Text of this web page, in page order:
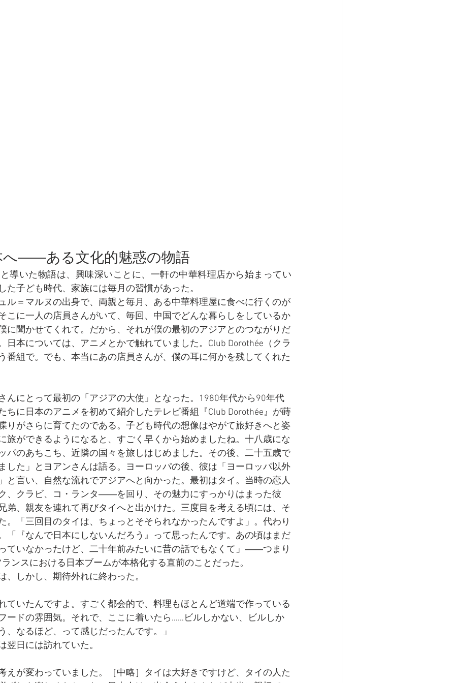
へ――ある文化的魅惑の物語
導いた物語は、興味深いことに、一軒の中華料理店から始まってい
た子ども時代、家族には毎月の習慣があった。
ル＝マルヌの出身で、両親と毎月、ある中華料理屋に食べに行くのが
こに一人の店員さんがいて、毎回、中国でどんな暮らしをしているか
に聞かせてくれて。だから、それが僕の最初のアジアとのつながりだ
日本については、アニメとかで触れていました。Club Dorothée（クラ
番組で。でも、本当にあの店員さんが、僕の耳に何かを残してくれた
んにとって最初の「アジアの大使」となった。1980年代から90年代
ちに日本のアニメを初めて紹介したテレビ番組『Club Dorothée』が蒔
りがさらに育てたのである。子ども時代の想像はやがて旅好きへと姿
旅ができるようになると、すごく早くから始めましたね。十八歳にな
パのあちこち、近隣の国々を旅しはじめました。その後、二十五歳で
した」とヨアンさんは語る。ヨーロッパの後、彼は「ヨーロッパ以外
と言い、自然な流れでアジアへと向かった。最初はタイ。当時の恋人
クラビ、コ・ランタ――を回り、その魅力にすっかりはまった彼
弟、親友を連れて再びタイへと出かけた。三度目を考える頃には、そ
。「三回目のタイは、ちょっとそそられなかったんですよ」。代わり
「『なんで日本にしないんだろう』って思ったんです。あの頃はまだ
ていなかったけど、二十年前みたいに昔の話でもなくて」――つまり
ンスにおける日本ブームが本格化する直前のことだった。
、しかし、期待外れに終わった。
ていたんですよ。すごく都会的で、料理もほとんど道端で作っている
ードの雰囲気。それで、ここに着いたら……ビルしかない、ビルしか
、なるほど、って感じだったんです。」
翌日には訪れていた。
えが変わっていました。［中略］タイは大好きですけど、タイの人た